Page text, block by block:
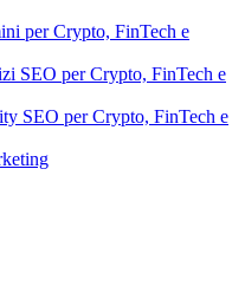
per Crypto, FinTech e
SEO per Crypto, FinTech e
SEO per Crypto, FinTech e